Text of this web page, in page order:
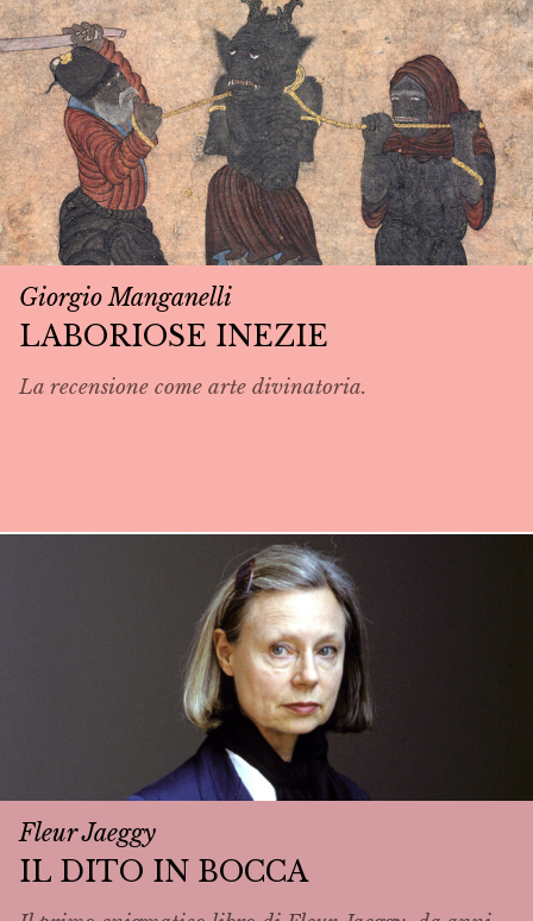
Giorgio Manganelli
LABORIOSE INEZIE
La recensione come arte divinatoria.
Fleur Jaeggy
IL DITO IN BOCCA